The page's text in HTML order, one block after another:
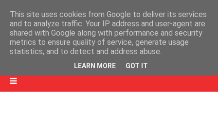
This site uses cookies from Google to deliver its services
and to analyze traffic. Your IP address and user-agent are
shared with Google along with performance and security
metrics to ensure quality of service, generate usage
statistics, and to detect and address abuse.
LEARN MORE GOT IT